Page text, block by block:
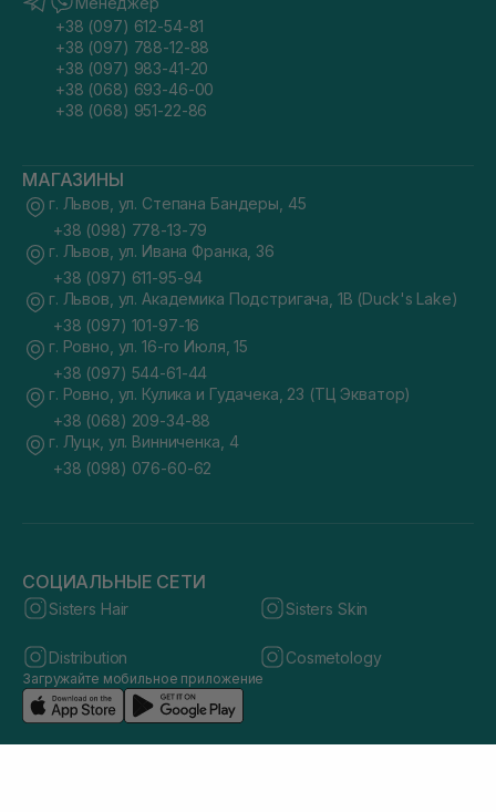
+38 (097) 612-54-81
+38 (097) 788-12-88
+38 (097) 983-41-20
+38 (068) 693-46-00
+38 (068) 951-22-86
МАГАЗИНЫ
г. Львов, ул. Степана Бандеры, 45
+38 (098) 778-13-79
г. Львов, ул. Ивана Франка, 36
+38 (097) 611-95-94
г. Львов, ул. Академика Подстригача, 1В (Duck's Lake)
+38 (097) 101-97-16
г. Ровно, ул. 16-го Июля, 15
+38 (097) 544-61-44
г. Ровно, ул. Кулика и Гудачека, 23 (ТЦ Экватор)
+38 (068) 209-34-88
г. Луцк, ул. Винниченка, 4
+38 (098) 076-60-62
СОЦИАЛЬНЫЕ СЕТИ
Sisters Hair Sisters Skin
Distribution Cosmetology
Загружайте мобильное приложение